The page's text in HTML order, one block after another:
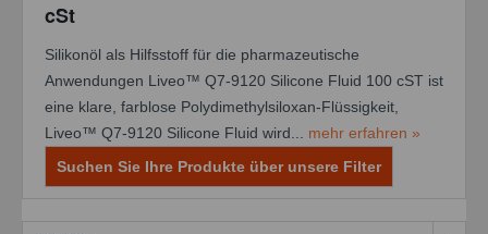
cSt
Silikonöl als Hilfsstoff für die pharmazeutische
Anwendungen Liveo™ Q7-9120 Silicone Fluid 100 cST ist
eine klare, farblose Polydimethylsiloxan-Flüssigkeit,
Liveo™ Q7-9120 Silicone Fluid wird... mehr erfahren »
Suchen Sie Ihre Produkte über unsere Filter